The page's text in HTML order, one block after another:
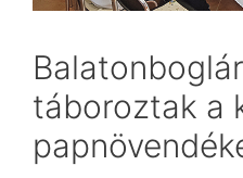
táboroztak a